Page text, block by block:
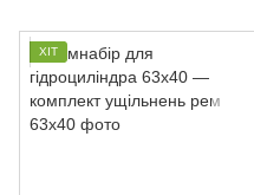
ХІТ